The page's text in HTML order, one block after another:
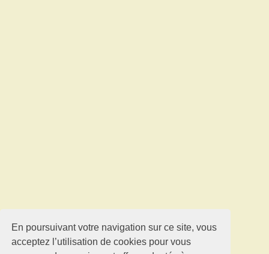
En poursuivant votre navigation sur ce site, vous
acceptez l’utilisation de cookies pour vous